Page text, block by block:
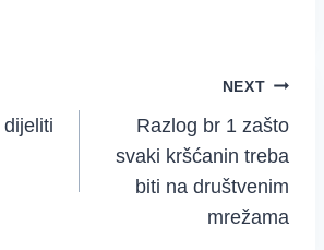
NEXT
Razlog br 1 zašto
svaki kršćanin treba
biti na društvenim
mrežama